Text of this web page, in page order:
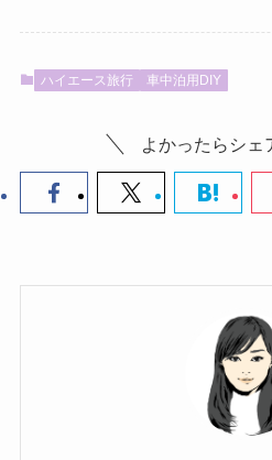
ハイエース旅行 車中泊用DIY
よかったらシェ